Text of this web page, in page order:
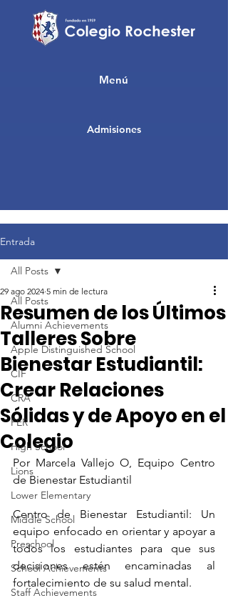
Admisiones
Menú
Entrada
All Posts
Alumni Achievements
Apple Distinguished School
CIF
CRA
FER
High School
Lions
Lower Elementary
Middle School
Preschool
School Achievements
Staff Achievements
All Posts
Resumen de los Últimos
Talleres Sobre
Bienestar Estudiantil:
Crear Relaciones
Sólidas y de Apoyo en el
Colegio
29 ago 2024 5 min de lectura
Por Marcela Vallejo O, Equipo Centro
de Bienestar Estudiantil
Centro de Bienestar Estudiantil: Un
equipo enfocado en orientar y apoyar a
todos los estudiantes para que sus
decisiones estén encaminadas al
fortalecimiento de su salud mental.